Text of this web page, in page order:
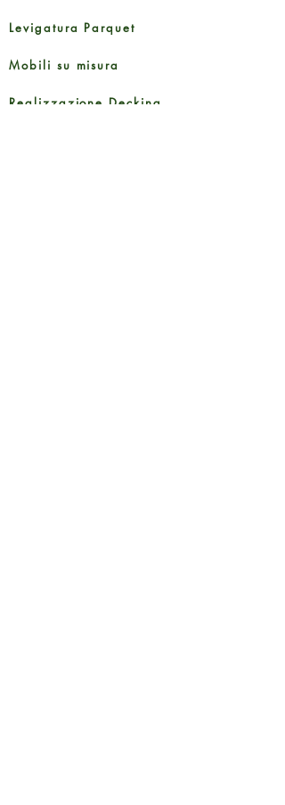
Levigatura Parquet
Mobili su misura
Realizzazione Decking